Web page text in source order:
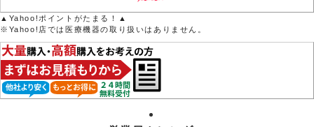
▲Yahoo!ポイントがたまる！▲
※Yahoo!店では医療機器の取り扱いはありません。